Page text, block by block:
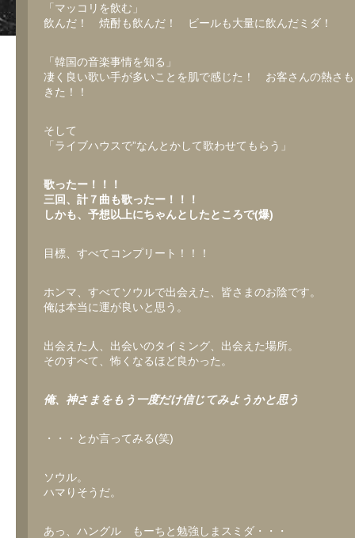
「マッコリを飲む」
飲んだ！ 焼酎も飲んだ！ ビールも大量に飲んだミダ！
「韓国の音楽事情を知る」
凄く良い歌い手が多いことを肌で感じた！ お客さんの熱さ
きた！！
そして
「ライブハウスで”なんとかして歌わせてもらう」
歌ったー！！！
三回、計７曲も歌ったー！！！
しかも、予想以上にちゃんとしたところで(爆)
目標、すべてコンプリート！！！
ホンマ、すべてソウルで出会えた、皆さまのお陰です。
俺は本当に運が良いと思う。
出会えた人、出会いのタイミング、出会えた場所。
そのすべて、怖くなるほど良かった。
俺、神さまをもう一度だけ信じてみようかと思う
・・・とか言ってみる(笑)
ソウル。
ハマりそうだ。
あっ、ハングル もーちと勉強しまスミダ・・・